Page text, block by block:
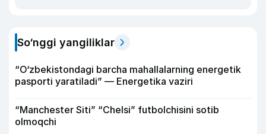
So‘nggi yangiliklar
“O‘zbekistondagi barcha mahallalarning energetik
pasporti yaratiladi” — Energetika vaziri
“Manchester Siti” “Chelsi” futbolchisini sotib
olmoqchi